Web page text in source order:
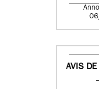
AVIS DE